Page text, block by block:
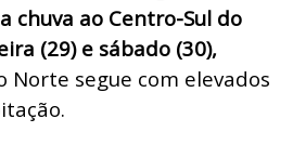
chuva ao Centro-Sul do
(29) e sábado (30),
Norte segue com elevados